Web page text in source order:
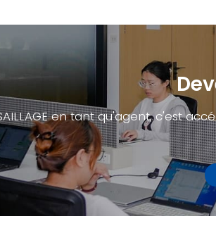
en tant qu'agent, c'est